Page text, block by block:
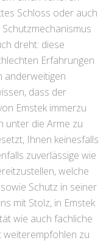
Schloss oder auch
dreht: diese
Erfahrungen
anderweitigen
dass der
Emstek immerzu
unter die Arme zu
Ihnen keinesfalls
zuverlässige wie
welche
Schutz in seiner
mit Stolz, in Emstek
wie auch fachliche
weiterempfohlen zu